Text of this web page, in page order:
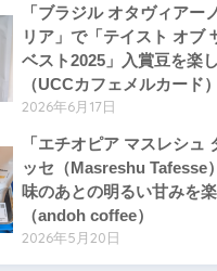
「ブラジル オタヴィアー
リア」で「テイスト オブ
ベスト2025」入賞豆を楽
（UCCカフェメルカード）
2026年6月17日
「エチオピア マスレシュ
ッセ（Masreshu Tafesse
味のあとの明るい甘みを
（andoh coffee）
2026年5月20日